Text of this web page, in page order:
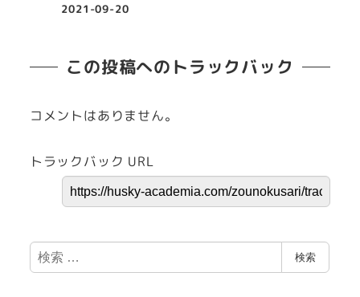
2021-09-20
この投稿へのトラックバック
コメントはありません。
トラックバック URL
検
索
検索